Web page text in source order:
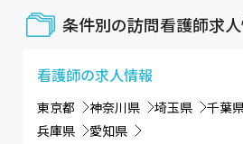
条件別の訪問看護師求
看護師の求人情報
東京都 神奈川県 埼玉県 千葉
兵庫県
愛知県